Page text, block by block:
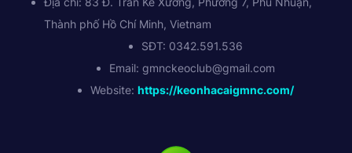
Thành phố Hồ Chí Minh, Vietnam
SĐT: 0342.591.536
Email: gmnckeoclub@gmail.com
Website: https://keonhacaigmnc.com/